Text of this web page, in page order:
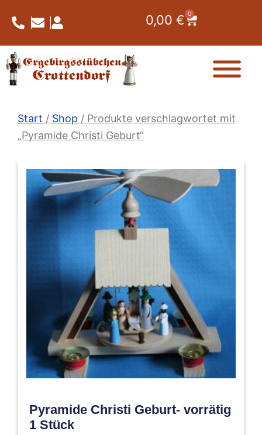
Inhalt
springen
0,00 € 0
Warenkorb
Start / Shop / Produkte verschlagwortet mit
„Pyramide Christi Geburt“
Pyramide Christi Geburt- vorrätig
1 Stück